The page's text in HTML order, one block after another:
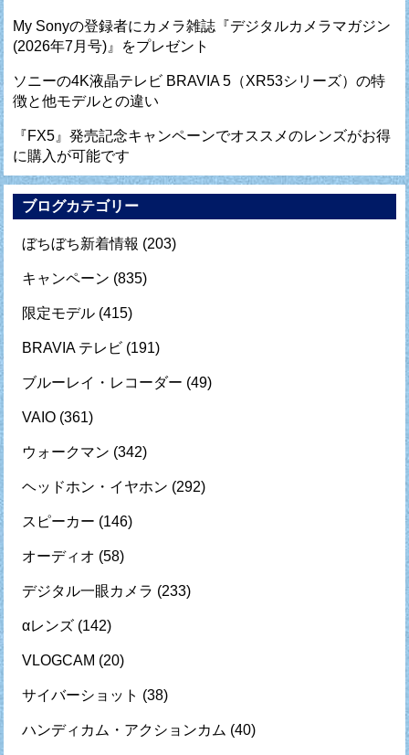
My Sonyの登録者にカメラ雑誌『デジタルカメラマガジン
(2026年7月号)』をプレゼント
ソニーの4K液晶テレビ BRAVIA 5（XR53シリーズ）の特
徴と他モデルとの違い
『FX5』発売記念キャンペーンでオススメのレンズがお得
に購入が可能です
ブログカテゴリー
ぼちぼち新着情報 (203)
キャンペーン (835)
限定モデル (415)
BRAVIA テレビ (191)
ブルーレイ・レコーダー (49)
VAIO (361)
ウォークマン (342)
ヘッドホン・イヤホン (292)
スピーカー (146)
オーディオ (58)
デジタル一眼カメラ (233)
αレンズ (142)
VLOGCAM (20)
サイバーショット (38)
ハンディカム・アクションカム (40)